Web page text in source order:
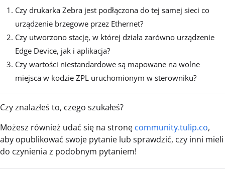
Czy drukarka Zebra jest podłączona do tej samej sieci co
urządzenie brzegowe przez Ethernet?
Czy utworzono stację, w której działa zarówno urządzenie
Edge Device, jak i aplikacja?
Czy wartości niestandardowe są mapowane na wolne
miejsca w kodzie ZPL uruchomionym w sterowniku?
Czy znalazłeś to, czego szukałeś?
Możesz również udać się na stronę community.tulip.co,
aby opublikować swoje pytanie lub sprawdzić, czy inni mieli
do czynienia z podobnym pytaniem!